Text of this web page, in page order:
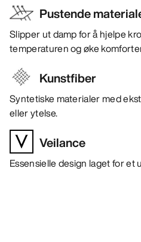
Pustende
Slipper ut damp for å hjelpe
temperaturen og øke
Kunstfiber
Syntetiske materialer med
eller ytelse.
Veilance
Essensielle design laget for et